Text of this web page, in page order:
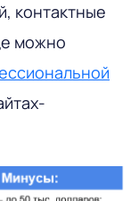
контактные
можно